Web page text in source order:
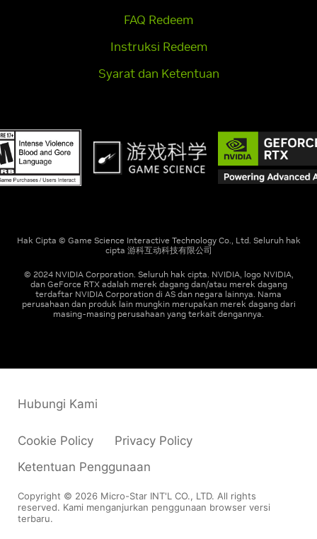
FAQ Redeem
Instruksi Redeem
Syarat dan Ketentuan
Hak Cipta © Game Science Interactive Technology Co., Ltd. Seluruh hak
cipta 游科互动科技有限公司
© 2024 NVIDIA Corporation. Seluruh hak cipta. NVIDIA, logo NVIDIA,
dan GeForce RTX adalah merek dagang dan/atau merek dagang
terdaftar NVIDIA Corporation di AS dan negara lainnya. Nama
perusahaan dan produk lain mungkin merupakan merek dagang dari
masing-masing perusahaan yang terkait dengannya.
Copyright © 2026 Micro-Star INT'L CO., LTD. All rights
reserved. Kami menganjurkan penggunaan browser versi
terbaru.
Cookie Policy
Privacy Policy
Ketentuan Penggunaan
Hubungi Kami